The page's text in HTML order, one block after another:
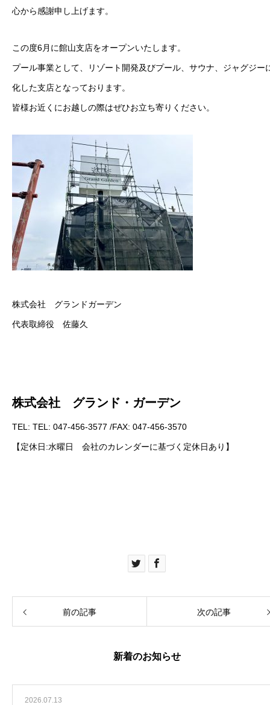
心から感謝申し上げます。
この度6月に館山支店をオープンいたします。
プール事業として、リゾート開発及びプール、サウナ、ジャグジー
化した支店となっております。
皆様お近くにお越しの際はぜひお立ち寄りください。
株式会社 グランドガーデン
代表取締役 佐藤久
株式会社 グランド・ガーデン
TEL: TEL: 047-456-3577 /FAX: 047-456-3570
【定休日:水曜日 会社のカレンダーに基づく定休日あり】
前の記事 次の記事
新着のお知らせ
2026.07.13